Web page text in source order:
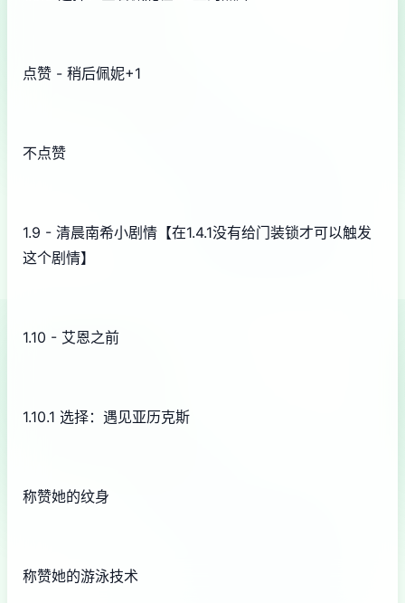
点赞 - 稍后佩妮+1
不点赞
1.9 - 清晨南希小剧情【在1.4.1没有给门装锁才可以触发
这个剧情】
1.10 - 艾恩之前
1.10.1 选择：遇见亚历克斯
称赞她的纹身
称赞她的游泳技术